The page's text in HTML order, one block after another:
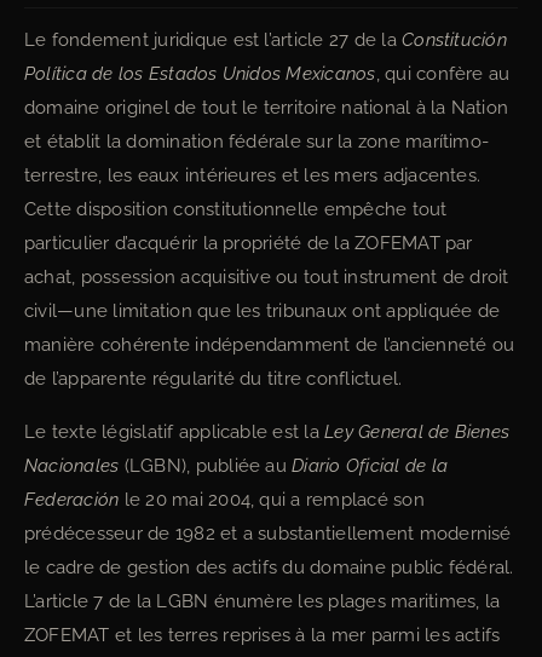
Le fondement juridique est l’article 27 de laConstitución
Política de los Estados Unidos Mexicanos, qui confère au
domaine originel de tout le territoire national à la Nation
et établit la domination fédérale sur la zone marítimo-
terrestre, les eaux intérieures et les mers adjacentes.
Cette disposition constitutionnelle empêche tout
particulier d’acquérir la propriété de la ZOFEMAT par
achat, possession acquisitive ou tout instrument de droit
civil—une limitation que les tribunaux ont appliquée de
manière cohérente indépendamment de l’ancienneté ou
de l’apparente régularité du titre conflictuel.
Le texte législatif applicable est laLey General de Bienes
Nacionales (LGBN), publiée auDiario Oficial de la
Federación le 20 mai 2004, qui a remplacé son
prédécesseur de 1982 et a substantiellement modernisé
le cadre de gestion des actifs du domaine public fédéral.
L’article 7 de la LGBN énumère les plages maritimes, la
ZOFEMAT et les terres reprises à la mer parmi les actifs